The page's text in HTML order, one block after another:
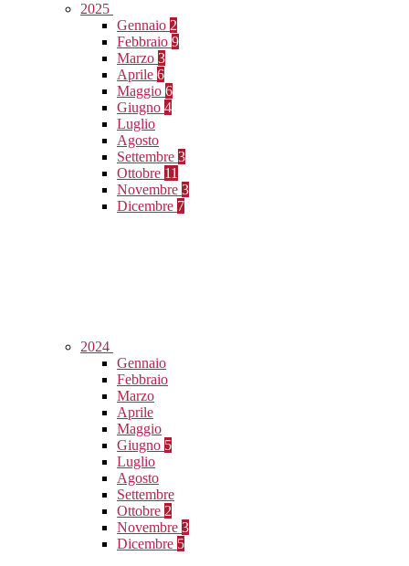
2025
Gennaio 2
Febbraio 9
Marzo 3
Aprile 6
Maggio 6
Giugno 4
Luglio
Agosto
Settembre 3
Ottobre 11
Novembre 3
Dicembre 7
2024
Gennaio
Febbraio
Marzo
Aprile
Maggio
Giugno 5
Luglio
Agosto
Settembre
Ottobre 2
Novembre 3
Dicembre 5